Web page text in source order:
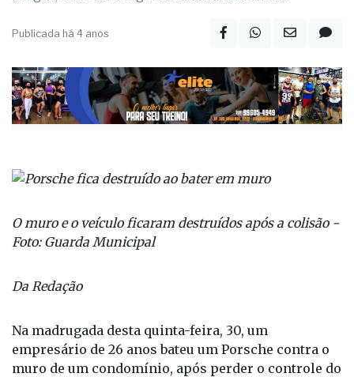
Publicada há 4 anos
O muro e o veículo ficaram destruídos após a colisão -
Foto: Guarda Municipal
Da Redação
Na madrugada desta quinta-feira, 30, um
empresário de 26 anos bateu um Porsche contra o
muro de um condomínio, após perder o controle do